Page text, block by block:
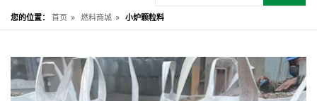
您的位置： 首页 » 燃料商城 » 小炉颗粒料